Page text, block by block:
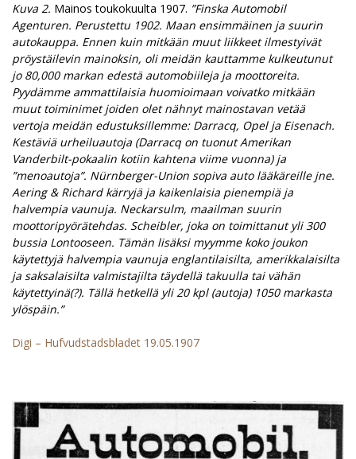
Kuva 2. Mainos toukokuulta 1907. ”Finska Automobil
Agenturen. Perustettu 1902. Maan ensimmäinen ja suurin
autokauppa. Ennen kuin mitkään muut liikkeet ilmestyivät
pröystäilevin mainoksin, oli meidän kauttamme kulkeutunut
jo 80,000 markan edestä automobiileja ja moottoreita.
Pyydämme ammattilaisia huomioimaan voivatko mitkään
muut toiminimet joiden olet nähnyt mainostavan vetää
vertoja meidän edustuksillemme: Darracq, Opel ja Eisenach.
Kestäviä urheiluautoja (Darracq on tuonut Amerikan
Vanderbilt-pokaalin kotiin kahtena viime vuonna) ja
”menoautoja”. Nürnberger-Union sopiva auto lääkäreille jne.
Aering & Richard kärryjä ja kaikenlaisia pienempiä ja
halvempia vaunuja. Neckarsulm, maailman suurin
moottoripyörätehdas. Scheibler, joka on toimittanut yli 300
bussia Lontooseen. Tämän lisäksi myymme koko joukon
käytettyjä halvempia vaunuja englantilaisilta, amerikkalaisilta
ja saksalaisilta valmistajilta täydellä takuulla tai vähän
käytettyinä(?). Tällä hetkellä yli 20 kpl (autoja) 1050 markasta
ylöspäin.”
Digi – Hufvudstadsbladet 19.05.1907